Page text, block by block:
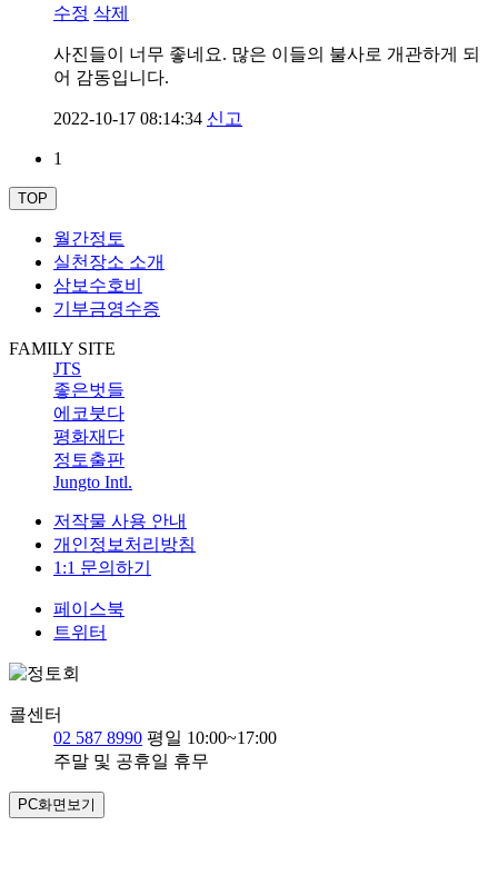
수정 삭제
사진들이 너무 좋네요. 많은 이들의 불사로 개관하게 되
어 감동입니다.
2022-10-17 08:14:34 신고
1
TOP
월간정토
실천장소 소개
삼보수호비
기부금영수증
FAMILY SITE
JTS
좋은벗들
에코붓다
평화재단
정토출판
Jungto Intl.
저작물 사용 안내
개인정보처리방침
1:1 문의하기
페이스북
트위터
콜센터
02 587 8990 평일 10:00~17:00
주말 및 공휴일 휴무
PC화면보기